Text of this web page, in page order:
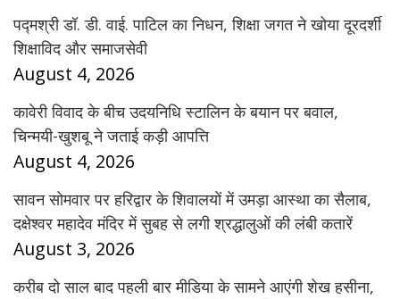
पद्मश्री डॉ. डी. वाई. पाटिल का निधन, शिक्षा जगत ने खोया दूरदर्शी
शिक्षाविद और समाजसेवी
August 4, 2026
कावेरी विवाद के बीच उदयनिधि स्टालिन के बयान पर बवाल,
चिन्मयी-खुशबू ने जताई कड़ी आपत्ति
August 4, 2026
सावन सोमवार पर हरिद्वार के शिवालयों में उमड़ा आस्था का सैलाब,
दक्षेश्वर महादेव मंदिर में सुबह से लगी श्रद्धालुओं की लंबी कतारें
August 3, 2026
करीब दो साल बाद पहली बार मीडिया के सामने आएंगी शेख हसीना,